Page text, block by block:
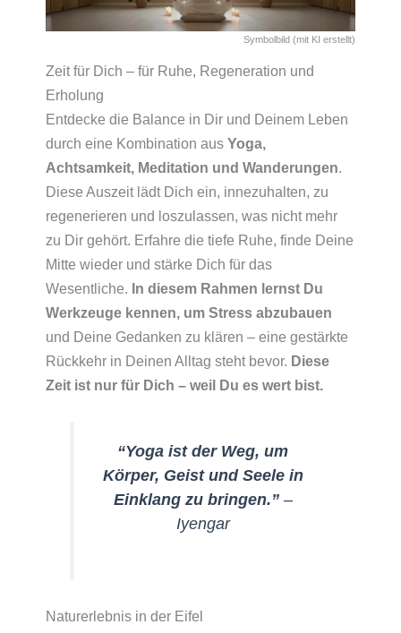
Symbolbild (mit KI erstellt)
Zeit für Dich – für Ruhe, Regeneration und
Erholung
Entdecke die Balance in Dir und Deinem Leben
durch eine Kombination aus Yoga,
Achtsamkeit, Meditation und Wanderungen.
Diese Auszeit lädt Dich ein, innezuhalten, zu
regenerieren und loszulassen, was nicht mehr
zu Dir gehört. Erfahre die tiefe Ruhe, finde Deine
Mitte wieder und stärke Dich für das
Wesentliche. In diesem Rahmen lernst Du
Werkzeuge kennen, um Stress abzubauen
und Deine Gedanken zu klären – eine gestärkte
Rückkehr in Deinen Alltag steht bevor. Diese
Zeit ist nur für Dich – weil Du es wert bist.
“Yoga ist der Weg, um
Körper, Geist und Seele in
Einklang zu bringen.” –
Iyengar
Naturerlebnis in der Eifel